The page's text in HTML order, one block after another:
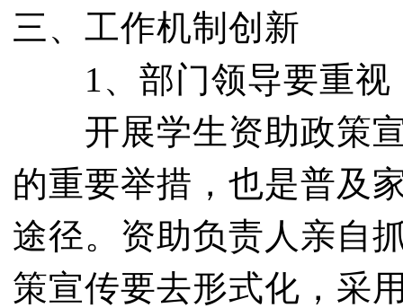
三、工作机制创新
1、部门领导要重视
开展学生资助政策宣
的重要举措，也是普及
途径。资助负责人亲自
策宣传要去形式化，采